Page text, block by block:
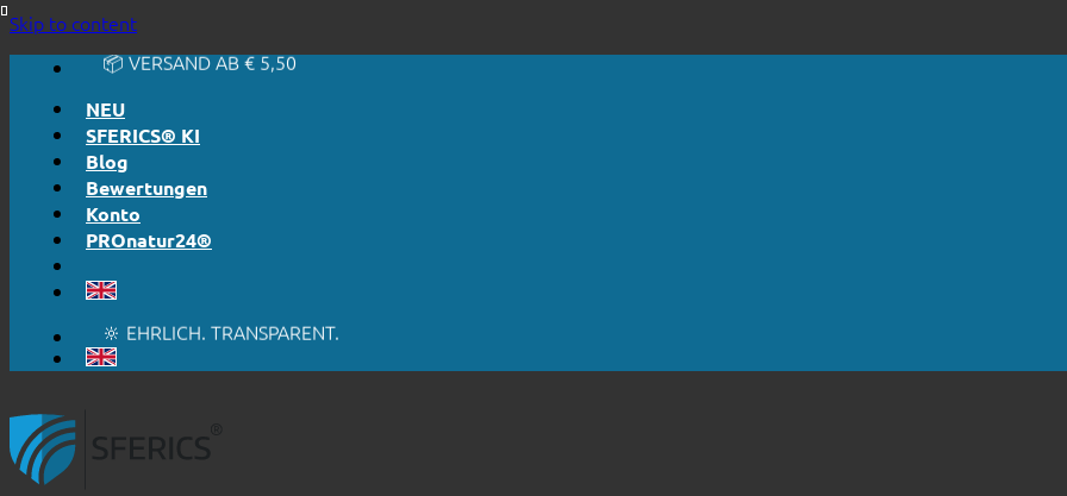
Skip to content🔆 EHRLICH. TRANSPARENT.
📦 VERSAND AB € 5,50
NEU
SFERICS® KI
Blog
Bewertungen
Konto
PROnatur24®
🔆 EINFACH. FUNKTIONIERT.
🔆 EHRLICH. TRANSPARENT.
📦 VERSAND AB € 5,50
🔖 KAUF AUF RECHNUNG